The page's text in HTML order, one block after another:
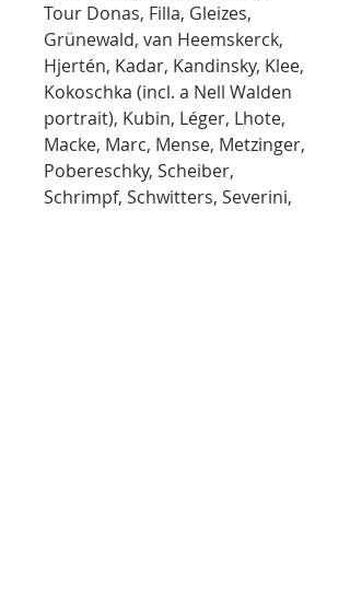
Tour Donas, Filla, Gleizes,
Grünewald, van Heemskerck,
Hjertén, Kadar, Kandinsky, Klee,
Kokoschka (incl. a Nell Walden
portrait), Kubin, Léger, Lhote,
Macke, Marc, Mense, Metzinger,
Pobereschky, Scheiber,
Schrimpf, Schwitters, Severini,